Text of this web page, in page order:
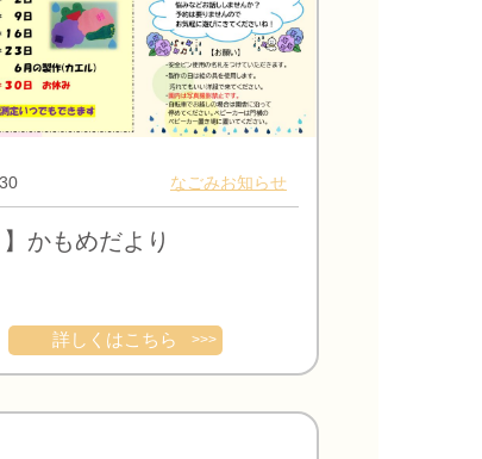
なごみお知らせ
】かもめだより
詳しくはこちら